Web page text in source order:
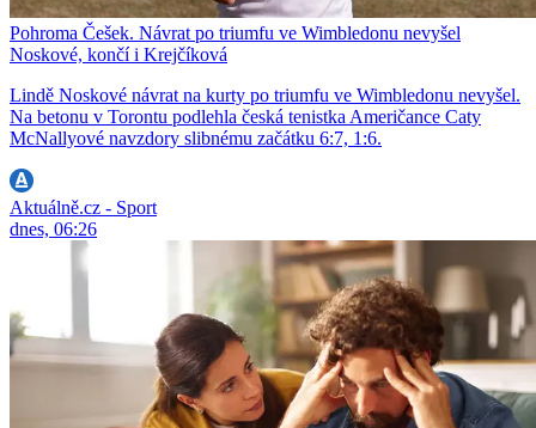
Pohroma Češek. Návrat po triumfu ve Wimbledonu nevyšel
Noskové, končí i Krejčíková
Lindě Noskové návrat na kurty po triumfu ve Wimbledonu nevyšel.
Na betonu v Torontu podlehla česká tenistka Američance Caty
McNallyové navzdory slibnému začátku 6:7, 1:6.
Aktuálně.cz - Sport
dnes, 06:26